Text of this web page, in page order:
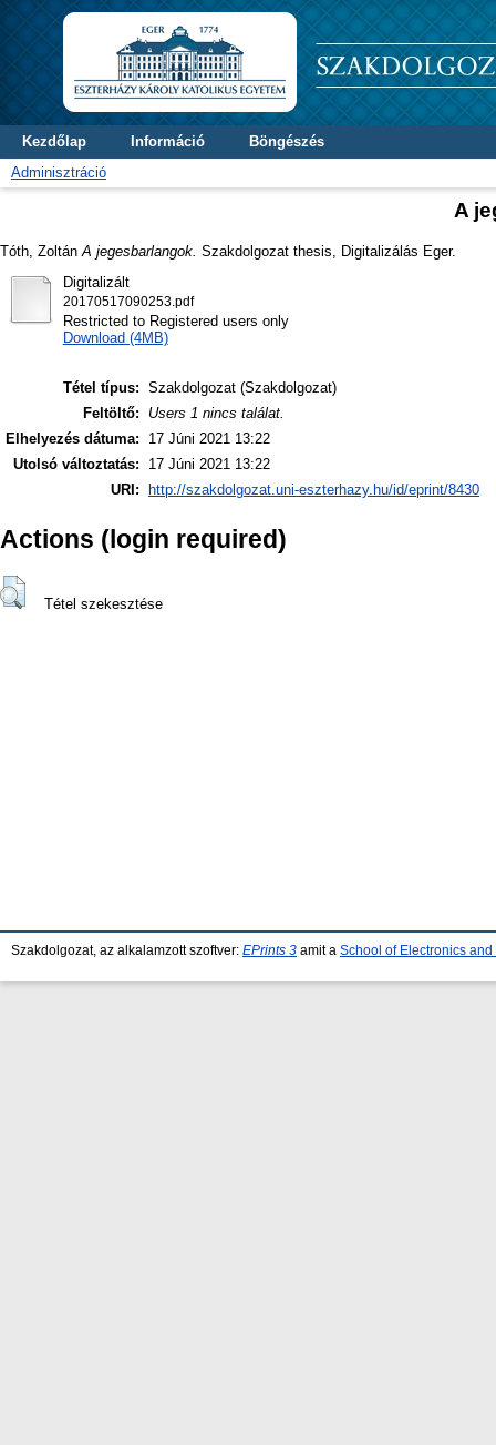
Kezdőlap Információ
Böngészés
Adminisztráció
A
Tóth, Zoltán A jegesbarlangok. Szakdolgozat thesis, Digitalizálás Eger.
Digitalizált
20170517090253.pdf
Restricted to Registered users only
Download (4MB)
Tétel típus: Szakdolgozat (Szakdolgozat)
Feltöltő:
Users 1 nincs találat.
Elhelyezés dátuma:
17 Júni 2021 13:22
Utolsó változtatás:
17 Júni 2021 13:22
URI:
http://szakdolgozat.uni-eszterhazy.hu/id/eprint/8430
Actions (login required)
Tétel szekesztése
Szakdolgozat, az alkalamzott szoftver: EPrints 3 amit a School of Electronics